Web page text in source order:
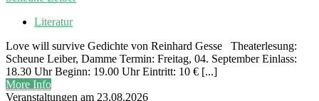
Literatur
Love will survive Gedichte von Reinhard Gesse Theaterlesung:
Scheune Leiber, Damme Termin: Freitag, 04. September Einlass:
18.30 Uhr Beginn: 19.00 Uhr Eintritt: 10 € [...]
More Info
Veranstaltungen am 23.08.2026